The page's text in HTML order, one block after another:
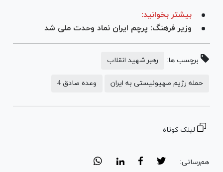
بیشتر بخوانید:
وزیر فرهنگ: پرچم ایران نماد وحدت ملی شد
برچسب ها: رهبر شهید انقلاب
حمله رژیم صهیونیستی به ایران وعده صادق 4
لینک کوتاه
هم‌رسانی: